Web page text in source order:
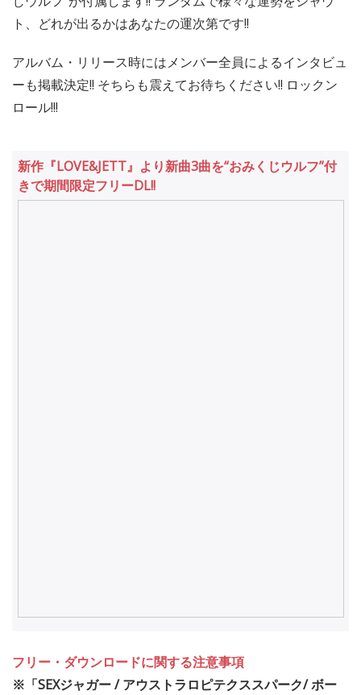
ト、どれが出るかはあなたの運次第です!!
アルバム・リリース時にはメンバー全員によるインタビュ
ーも掲載決定!! そちらも震えてお待ちください!! ロックン
ロール!!!
新作『LOVE&JETT』より新曲3曲を“おみくじウルフ”付
きで期間限定フリーDL!!
フリー・ダウンロードに関する注意事項
※「SEXジャガー / アウストラロピテクススパーク/ ボー